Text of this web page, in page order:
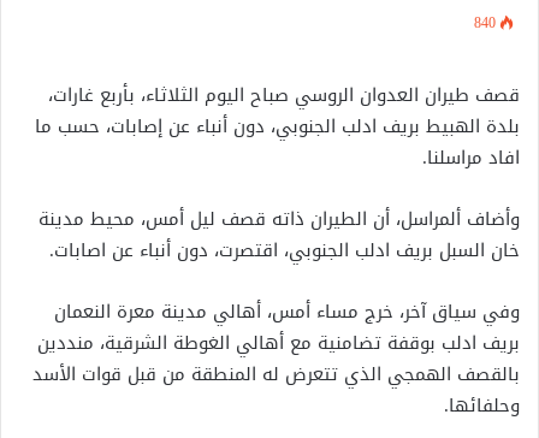
840
قصف طيران العدوان الروسي صباح اليوم الثلاثاء، بأربع غارات،
بلدة الهبيط بريف ادلب الجنوبي، دون أنباء عن إصابات، حسب ما
افاد مراسلنا.
وأضاف ألمراسل، أن الطيران ذاته قصف ليل أمس، محيط مدينة
خان السبل بريف ادلب الجنوبي، اقتصرت، دون أنباء عن اصابات.
وفي سياق آخر، خرج مساء أمس، أهالي مدينة معرة النعمان
بريف ادلب بوقفة تضامنية مع أهالي الغوطة الشرقية، منددين
بالقصف الهمجي الذي تتعرض له المنطقة من قبل قوات الأسد
وحلفائها.